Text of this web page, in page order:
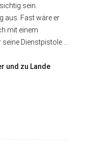
sein.
aus. Fast wäre er
mit einem
Dienstpistole …
und zu Lande